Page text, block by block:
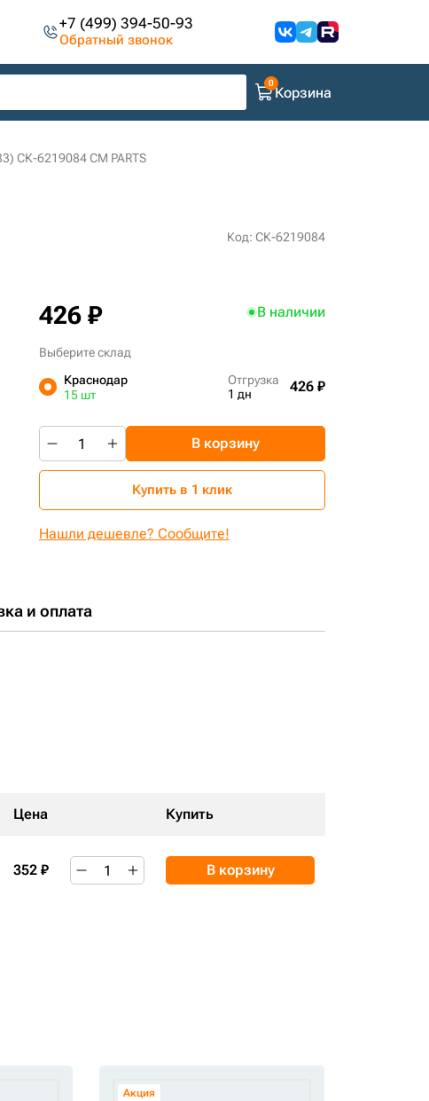
+7 (499) 394-50-93
Обратный звонок
Корзина
СК-6219084 CM PARTS
Код: СК-6219084
426 ₽ В наличии
Выберите склад
Краснодар
15 шт
Отгрузка
1 дн
426 ₽
В корзину
Купить в 1 клик
Нашли дешевле? Сообщите!
и оплата
Цена Купить
352 ₽ В корзину
Акция